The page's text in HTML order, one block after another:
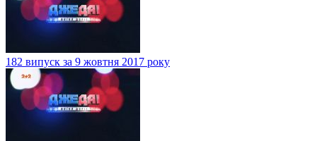
182 випуск за 9 жовтня 2017 року